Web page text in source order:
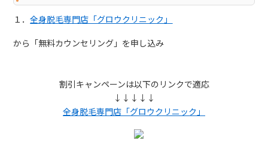
１．全身脱毛専門店「グロウクリニック」
から「無料カウンセリング」を申し込み
割引キャンペーンは以下のリンクで適応
↓↓↓↓↓
全身脱毛専門店「グロウクリニック」